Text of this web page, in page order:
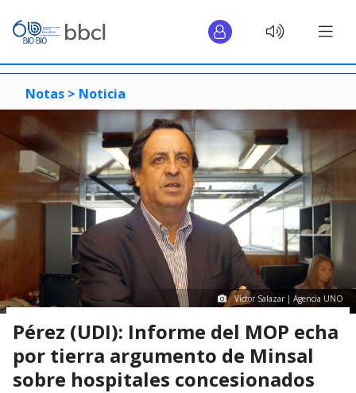
Notas > Noticia
Víctor Salazar | Agencia UNO
Pérez (UDI): Informe del MOP echa
por tierra argumento de Minsal
sobre hospitales concesionados